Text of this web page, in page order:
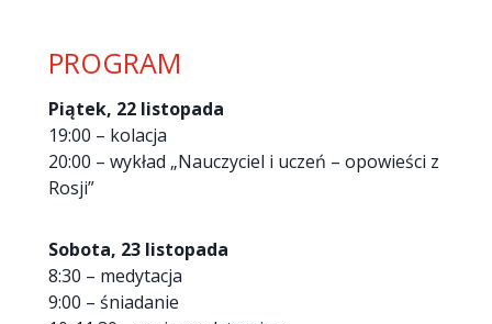
PROGRAM
Piątek, 22 listopada
19:00 – kolacja
20:00 – wykład „Nauczyciel i uczeń – opowieści z
Rosji”
Sobota, 23 listopada
8:30 – medytacja
9:00 – śniadanie